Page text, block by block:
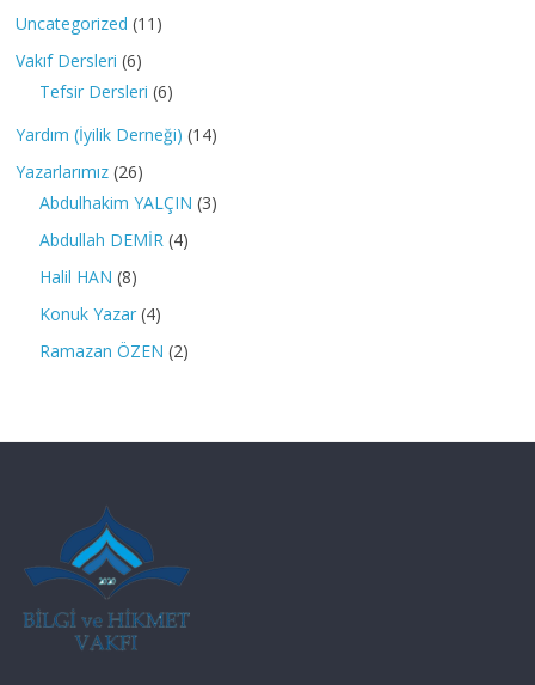
Uncategorized (11)
Vakıf Dersleri (6)
Tefsir Dersleri (6)
Yardım (İyilik Derneği) (14)
Yazarlarımız (26)
Abdulhakim YALÇIN (3)
Abdullah DEMİR (4)
Halil HAN (8)
Konuk Yazar (4)
Ramazan ÖZEN (2)